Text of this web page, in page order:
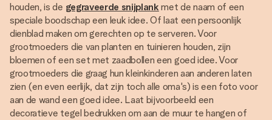
houden, is de gegraveerde snijplank met de naam of een
speciale boodschap een leuk idee. Of laat een persoonlijk
dienblad maken om gerechten op te serveren. Voor
grootmoeders die van planten en tuinieren houden, zijn
bloemen of een set met zaadbollen een goed idee. Voor
grootmoeders die graag hun kleinkinderen aan anderen laten
zien (en even eerlijk, dat zijn toch alle oma's) is een foto voor
aan de wand een goed idee. Laat bijvoorbeeld een
decoratieve tegel bedrukken om aan de muur te hangen of